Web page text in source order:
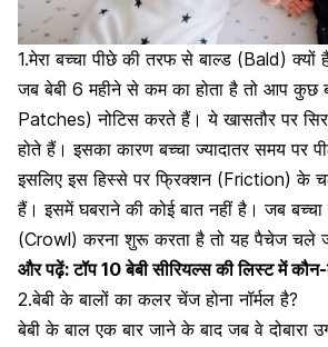
1.मेरा बच्चा पीछे की तरफ से बाल्ड (Bald) क्यों
जब बेबी 6 महीने से कम का होता है तो आप कुछ
Patches) नोटिस करते हैं। ये खासतौर पर
होते हैं। इसका कारण बच्चा ज्यादातर समय पर
इसलिए इस हिस्से पर फ्रिक्शन (Friction) के
हैं। इसमें घबराने की कोई बात नहीं है। जब
(Crowl) करना शुरू करता है तो यह पैचेज चले
और पढ़ें:टॉप 10 बेबी सीरियल्स की लिस्ट में
2.बेबी के बालों का कलर चेंज होना नॉर्मल है?
बेबी के बाल एक बार जाने के बाद जब वे